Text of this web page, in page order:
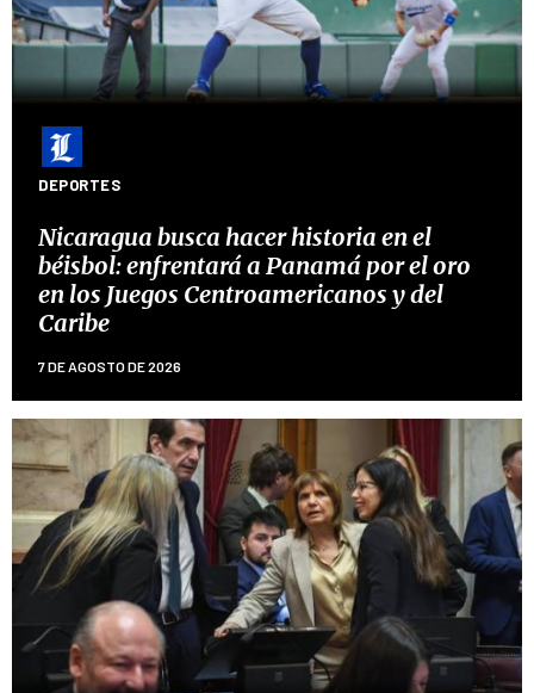
DEPORTES
Nicaragua busca hacer historia en el
béisbol: enfrentará a Panamá por el oro
en los Juegos Centroamericanos y del
Caribe
7 DE AGOSTO DE 2026